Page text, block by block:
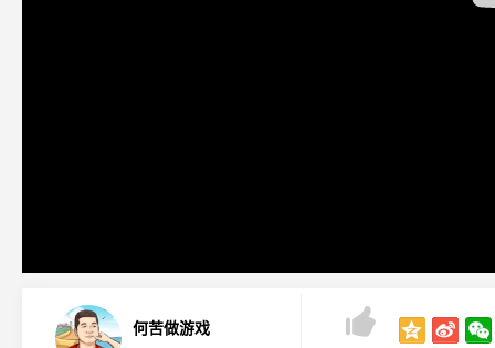
何苦做游戏 